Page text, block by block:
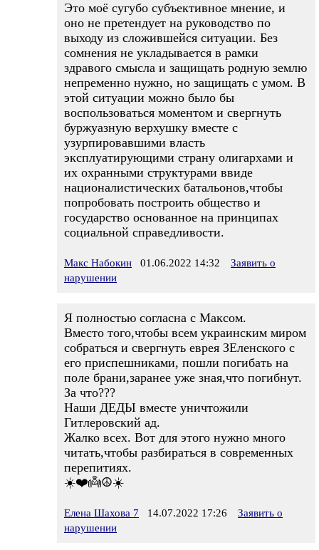
Это моё сугубо субъективное мнение, и
оно не претендует на руководство по
выходу из сложившейся ситуации. Без
сомнения не укладывается в рамки
здравого смысла и защищать родную землю
непременно нужно, но защищать с умом. В
этой ситуации можно было бы
воспользоваться моментом и свергнуть
буржуазную верхушку вместе с
узурпировавшими власть
эксплуатирующими страну олигархами и
их охранными структурами ввиде
националистических батальонов,чтобы
попробовать построить общество и
государство основанное на принципах
социальной справедливости.
Макс Набокин 01.06.2022 14:32
Заявить о
нарушении
Я полностью согласна с Максом.
Вместо того,чтобы всем украинским миром
собраться и свергнуть еврея ЗЕленского с
его приспешниками, пошли погибать на
поле брани,заранее уже зная,что погибнут.
За что???
Наши ДЕДЫ вместе уничтожили
Гитлеровский ад.
Жалко всех. Вот для этого нужно много
читать,чтобы разбираться в современных
перепитиях.
☀️❤️👼☮️☀️
Елена Шахова 7 14.07.2022 17:26
Заявить о
нарушении